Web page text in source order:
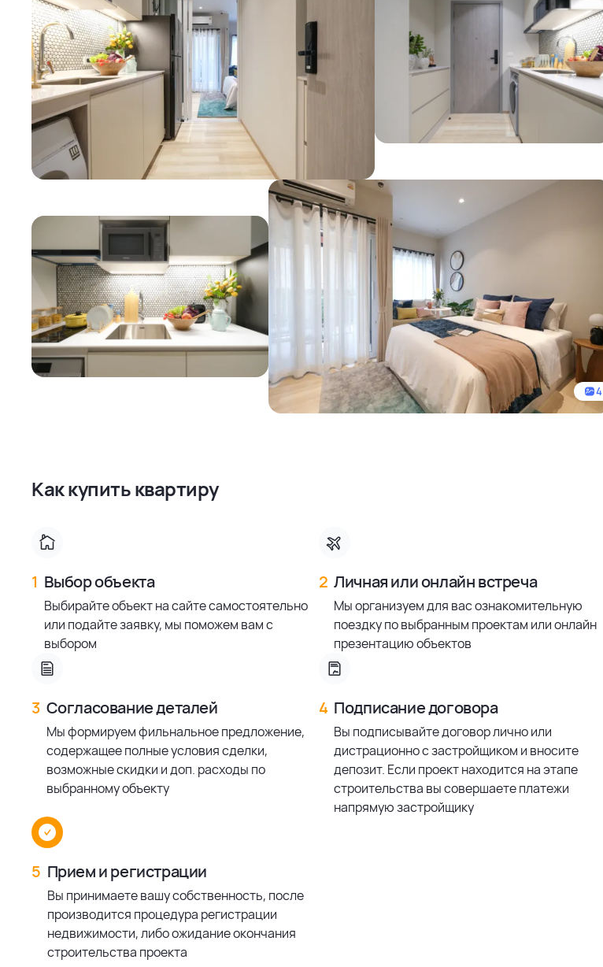
4
Как купить квартиру
1 Выбор объекта
Выбирайте объект на сайте самостоятельно
или подайте заявку, мы поможем вам с
выбором
2 Личная или онлайн встреча
Мы организуем для вас ознакомительную
поездку по выбранным проектам или онлайн
презентацию объектов
3 Согласование деталей
Мы формируем фильнальное предложение,
содержащее полные условия сделки,
возможные скидки и доп. расходы по
выбранному объекту
4 Подписание договора
Вы подписывайте договор лично или
дистрационно с застройщиком и вносите
депозит. Если проект находится на этапе
строительства вы совершаете платежи
напрямую застройщику
5 Прием и регистрации
Вы принимаете вашу собственность, после
производится процедура регистрации
недвижимости, либо ожидание окончания
строительства проекта